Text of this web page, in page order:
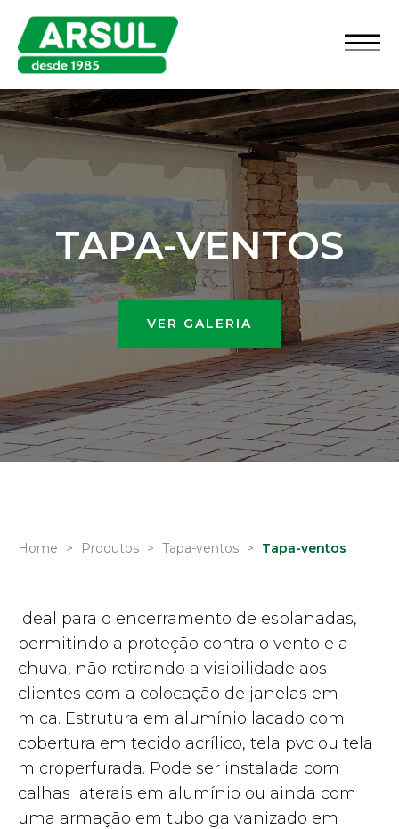
TAPA-VENTOS
VER GALERIA
Home > Produtos > Tapa-ventos > Tapa-ventos
Ideal para o encerramento de esplanadas,
permitindo a proteção contra o vento e a
chuva, não retirando a visibilidade aos
clientes com a colocação de janelas em
mica. Estrutura em alumínio lacado com
cobertura em tecido acrílico, tela pvc ou tela
microperfurada. Pode ser instalada com
calhas laterais em alumínio ou ainda com
uma armação em tubo galvanizado em